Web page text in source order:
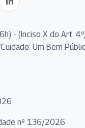
- (Inciso X do Art. 4º,
Um Bem
nº 136/2026